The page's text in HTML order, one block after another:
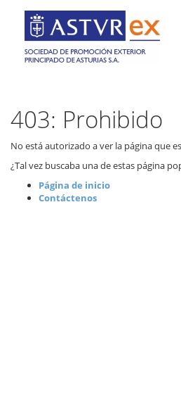
403: Prohibido
No está autorizado a ver la página que
¿Tal vez buscaba una de estas página
Página de inicio
Contáctenos